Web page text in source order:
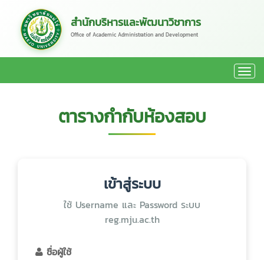
สำนักบริหารและพัฒนาวิชาการ
Office of Academic Administration and Development
ตารางกำกับห้องสอบ
เข้าสู่ระบบ
ใช้ Username และ Password ระบบ
reg.mju.ac.th
ชื่อผู้ใช้